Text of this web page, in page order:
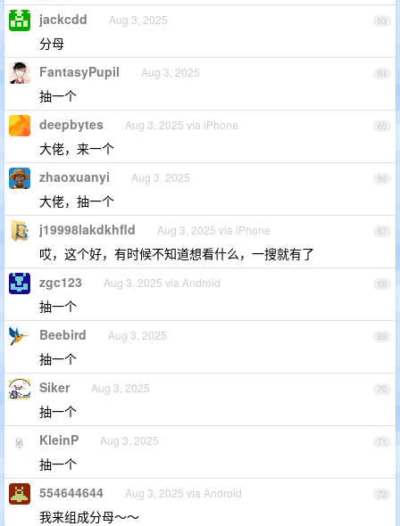
63
jackcdd Aug 3, 2025
分母
64
FantasyPupil Aug 3, 2025
抽一个
65
deepbytes Aug 3, 2025 via iPhone
大佬，来一个
66
zhaoxuanyi Aug 3, 2025
大佬，抽一个
67
j19998lakdkhfld Aug 3, 2025 via iPhone
哎，这个好，有时候不知道想看什么，一搜就有了
68
zgc123 Aug 3, 2025 via Android
抽一个
69
Beebird Aug 3, 2025
抽一个
70
Siker Aug 3, 2025
抽一个
71
KleinP Aug 3, 2025
抽一个
72
554644644 Aug 3, 2025 via Android
我来组成分母～～